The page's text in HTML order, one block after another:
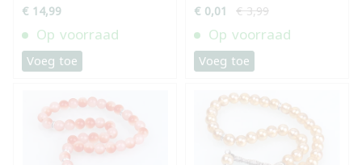
€ 14,99
Op voorraad
Voeg toe
€ 0,01 € 3,99
Op voorraad
Voeg toe